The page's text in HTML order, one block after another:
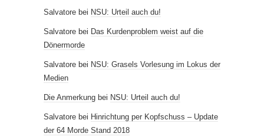
Salvatore bei NSU: Urteil auch du!
Salvatore bei Das Kurdenproblem weist auf die
Dönermorde
Salvatore bei NSU: Grasels Vorlesung im Lokus der
Medien
Die Anmerkung bei NSU: Urteil auch du!
Salvatore bei Hinrichtung per Kopfschuss – Update
der 64 Morde Stand 2018